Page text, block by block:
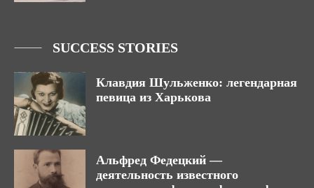
SUCCESS STORIES
Клавдия Шульженко: легендарная
певица из Харькова
Альфред Федецкий —
деятельность известного